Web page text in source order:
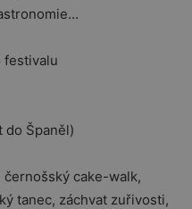
festivalu
do Španěl)
černošský cake-walk,
tanec, záchvat zuřivosti,